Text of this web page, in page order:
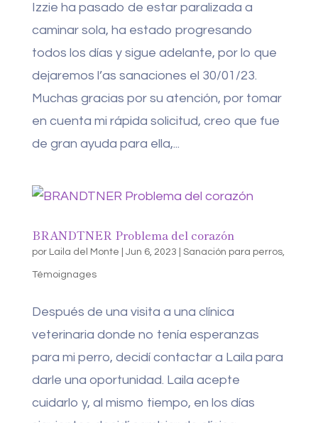
Izzie ha pasado de estar paralizada a
caminar sola, ha estado progresando
todos los días y sigue adelante, por lo que
dejaremos l’as sanaciones el 30/01/23.
Muchas gracias por su atención, por tomar
en cuenta mi rápida solicitud, creo que fue
de gran ayuda para ella,...
BRANDTNER Problema del corazón
por Laila del Monte Jun 6, 2023 Sanación para perros,
Témoignages
Después de una visita a una clínica
veterinaria donde no tenía esperanzas
para mi perro, decidí contactar a Laila para
darle una oportunidad. Laila acepte
cuidarlo y, al mismo tiempo, en los días